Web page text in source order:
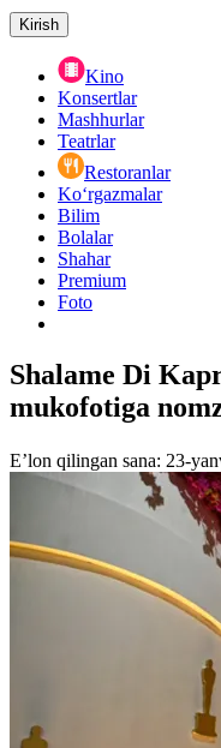
Kirish
Kino
Konsertlar
Mashhurlar
Teatrlar
Restoranlar
Ko‘rgazmalar
Bilim
Bolalar
Shahar
Premium
Foto
Shalame Di
mukofotiga
E’lon qilingan sana: 23-